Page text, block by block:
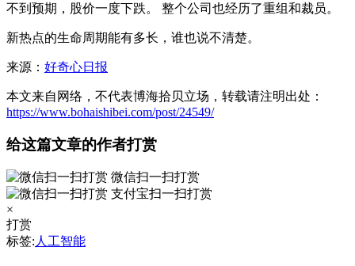
不到预期，股价一度下跌。 整个公司也经历了重组和裁员。
新热点的生命周期能有多长，谁也说不清楚。
来源： 好奇心日报
本文来自网络，不代表博海拾贝立场，转载请注明出处：
https://www.bohaishibei.com/post/24549/
给这篇文章的作者打赏
微信扫一扫打赏
支付宝扫一扫打赏
×
打赏
标签: 人工智能